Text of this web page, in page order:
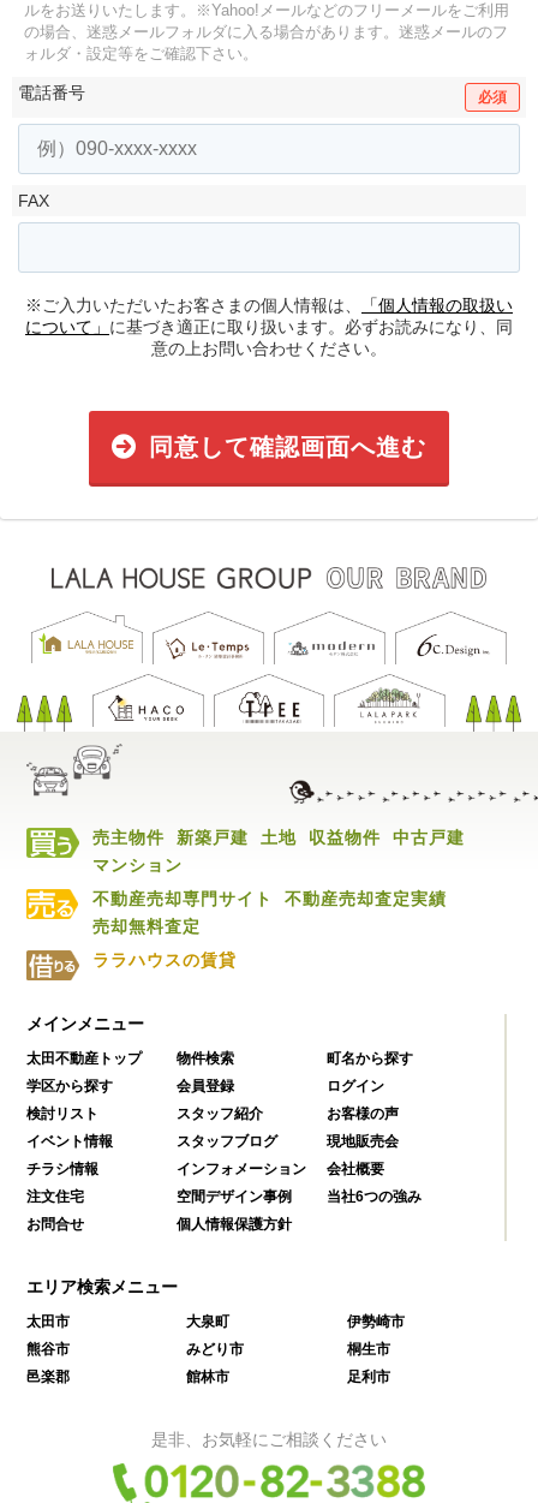
ルをお送りいたします。
※Yahoo!メールなどのフリーメールをご利用
の場合、迷惑メールフォルダに入る場合があります。 迷惑メールのフ
ォルダ・設定等をご確認下さい。
電話番号 必須
FAX
※ご入力いただいたお客さまの個人情報は、
「個人情報の取扱い
について」 に基づき適正に取り扱います。必ずお読みになり、同
意の上お問い合わせください。
同意して確認画面へ進む
売主物件 新築戸建 土地 収益物件
中古戸建
マンション
不動産売却専門サイト
不動産売却査定実績
売却無料査定
ララハウスの賃貸
メインメニュー
太田不動産トップ 物件検索
町名から探す
学区から探す
会員登録
ログイン
検討リスト
スタッフ紹介
お客様の声
イベント情報
スタッフブログ
現地販売会
チラシ情報
インフォメーション
会社概要
注文住宅
空間デザイン事例
当社6つの強み
お問合せ
個人情報保護方針
エリア検索メニュー
太田市 大泉町
伊勢崎市
熊谷市
みどり市
桐生市
邑楽郡
館林市 足利市
是非、お気軽にご相談ください